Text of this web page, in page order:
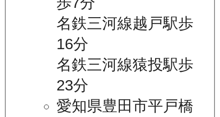
名鉄三河線越戸駅歩
16分
名鉄三河線猿投駅歩
23分
愛知県豊田市平戸橋